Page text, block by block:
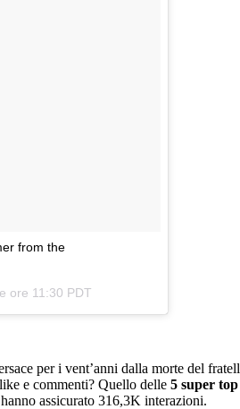
from the
ore 11:30 PDT
per i vent’anni dalla morte del
e commenti? Quello delle5 super
assicurato 316,3K interazioni.